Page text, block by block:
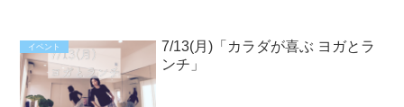
イベント
7/13(月)「カラダが喜ぶ ヨガとラ
ンチ」